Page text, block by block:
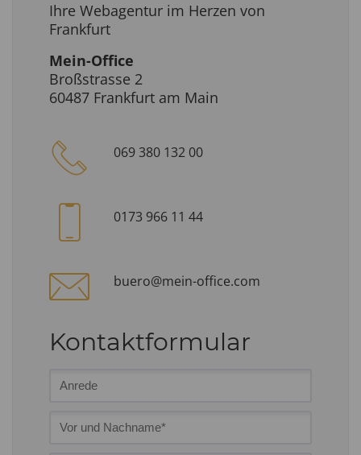
Ihre Webagentur im Herzen von
Frankfurt
Mein-Office
Broßstrasse 2
60487 Frankfurt am Main
069 380 132 00
0173 966 11 44
buero@mein-office.com
Kontaktformular
Bitte nicht ausfüllen.